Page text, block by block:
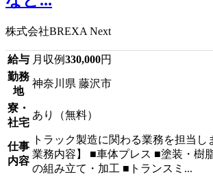
株式会社BREXA Next
給与 月収例330,000円
勤務
地
神奈川県 藤沢市
寮・
社宅
あり（無料）
仕事
内容
トラック製造に関わる業務を担当
業務内容】 ■車体プレス ■塗装・樹
の組み立て・加工 ■トランスミ...